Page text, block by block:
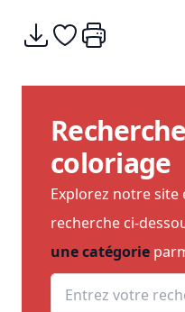
Télécharger
Ajouter à mes
Imprimer
coloriage
Explorez notre
recherche ci-
une catégorie